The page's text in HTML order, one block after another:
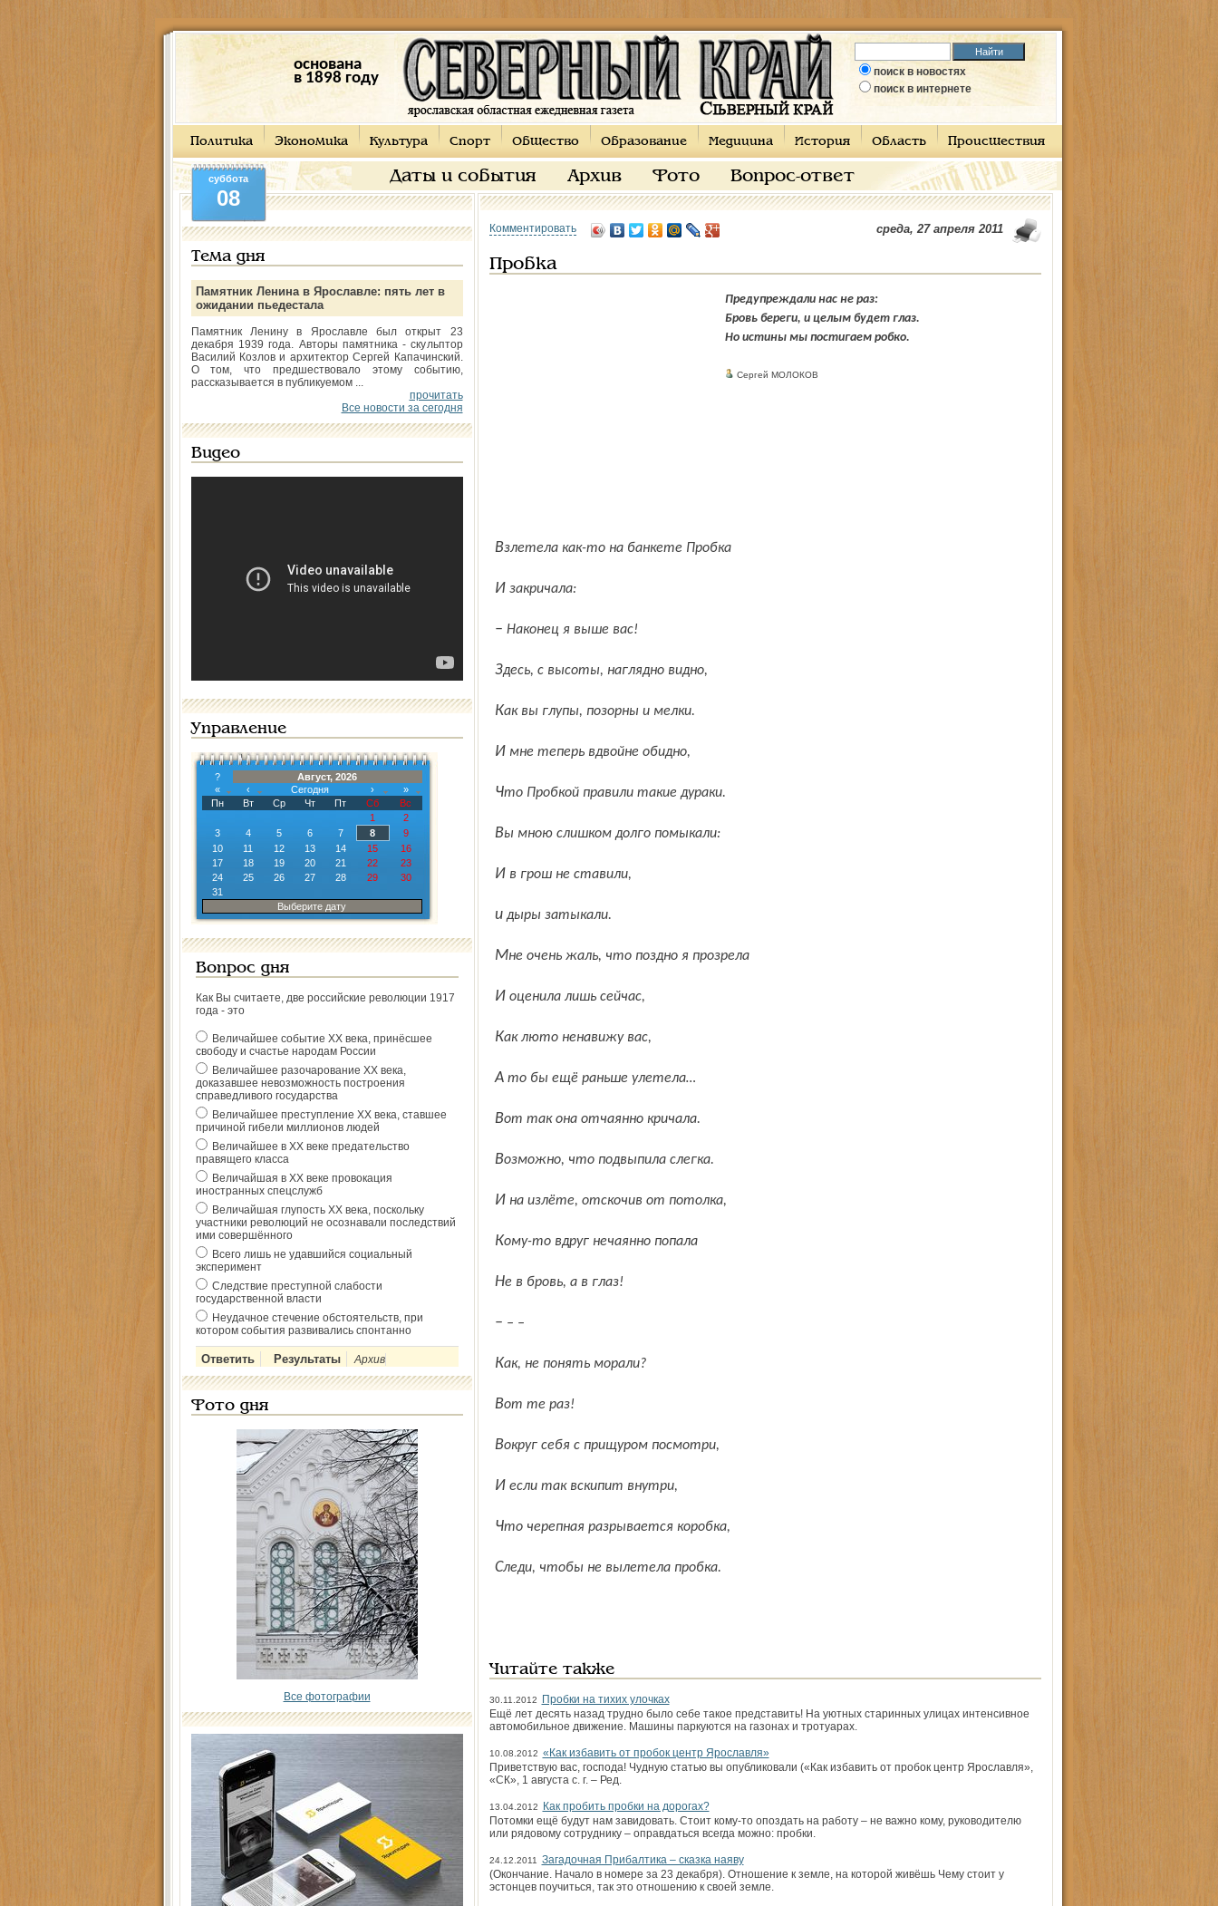
основана
в 1898 году
поиск в новостях
поиск в интернете
Политика Экономика Культура Спорт Общество Образование Медицина История Область Происшествия
Даты и события Архив Фото Вопрос-ответ
суббота
08
Тема дня
Памятник Ленина в Ярославле: пять лет в
ожидании пьедестала
Памятник Ленину в Ярославле был открыт 23
декабря 1939 года. Авторы памятника - скульптор
Василий Козлов и архитектор Сергей Капачинский.
О том, что предшествовало этому событию,
рассказывается в публикуемом ...
прочитать
Все новости за сегодня
Видео
Управление
?
Август, 2026
«
‹ Сегодня ›
»
Пн
Вт Ср Чт Пт Сб
Вс
1
2
3
4 5 6 7 8
9
10
11 12 13 14 15
16
17
18 19 20 21 22
23
24
25 26 27 28 29
30
31
Выберите дату
Вопрос дня
Как Вы считаете, две российские революции 1917
года - это
Величайшее событие ХХ века, принёсшее
свободу и счастье народам России
Величайшее разочарование ХХ века,
доказавшее невозможность построения
справедливого государства
Величайшее преступление ХХ века, ставшее
причиной гибели миллионов людей
Величайшее в ХХ веке предательство
правящего класса
Величайшая в ХХ веке провокация
иностранных спецслужб
Величайшая глупость ХХ века, поскольку
участники революций не осознавали последствий
ими совершённого
Всего лишь не удавшийся социальный
эксперимент
Следствие преступной слабости
государственной власти
Неудачное стечение обстоятельств, при
котором события развивались спонтанно
Архив
Фото дня
Все фотографии
Комментировать среда, 27 апреля 2011
Пробка
Предупреждали нас не раз:
Бровь береги, и целым будет глаз.
Но истины мы постигаем робко.
Сергей МОЛОКОВ
Взлетела как-то на банкете Пробка
И закричала:
– Наконец я выше вас!
Здесь, с высоты, наглядно видно,
Как вы глупы, позорны и мелки.
И мне теперь вдвойне обидно,
Что Пробкой правили такие дураки.
Вы мною слишком долго помыкали:
И в грош не ставили,
и дыры затыкали.
Мне очень жаль, что поздно я прозрела
И оценила лишь сейчас,
Как люто ненавижу вас,
А то бы ещё раньше улетела…
Вот так она отчаянно кричала.
Возможно, что подвыпила слегка.
И на излёте, отскочив от потолка,
Кому-то вдруг нечаянно попала
Не в бровь, а в глаз!
– – –
Как, не понять морали?
Вот те раз!
Вокруг себя с прищуром посмотри,
И если так вскипит внутри,
Что черепная разрывается коробка,
Следи, чтобы не вылетела пробка.
Читайте также
30.11.2012
Пробки на тихих улочках
Ещё лет десять назад трудно было себе такое представить! На уютных старинных улицах интенсивное
автомобильное движение. Машины паркуются на газонах и тротуарах.
10.08.2012 «Как избавить от пробок центр Ярославля»
Приветствую вас, господа! Чудную статью вы опубликовали («Как избавить от пробок центр Ярославля»,
«СК», 1 августа с. г. – Ред.
13.04.2012
Как пробить пробки на дорогах?
Потомки ещё будут нам завидовать. Стоит кому-то опоздать на работу – не важно кому, руководителю
или рядовому сотруднику – оправдаться всегда можно: пробки.
24.12.2011
Загадочная Прибалтика – сказка наяву
(Окончание. Начало в номере за 23 декабря). Отношение к земле, на которой живёшь Чему стоит у
эстонцев поучиться, так это отношению к своей земле.